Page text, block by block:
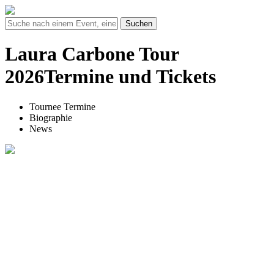
Suchen
Laura Carbone Tour
2026Termine und Tickets
Tournee Termine
Biographie
News